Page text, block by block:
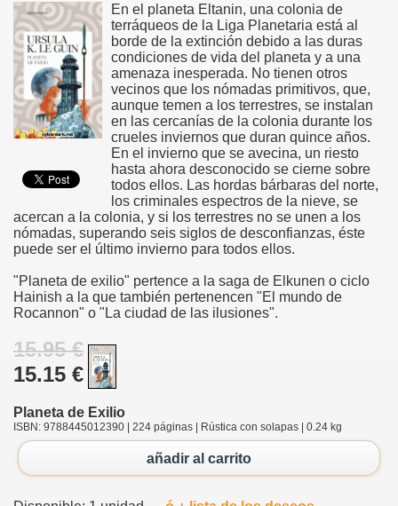
En el planeta Eltanin, una colonia de
terráqueos de la Liga Planetaria está al
borde de la extinción debido a las duras
condiciones de vida del planeta y a una
amenaza inesperada. No tienen otros
vecinos que los nómadas primitivos, que,
aunque temen a los terrestres, se instalan
en las cercanías de la colonia durante los
crueles inviernos que duran quince años.
En el invierno que se avecina, un riesto
hasta ahora desconocido se cierne sobre
todos ellos. Las hordas bárbaras del norte,
los criminales espectros de la nieve, se
acercan a la colonia, y si los terrestres no se unen a los
nómadas, superando seis siglos de desconfianzas, éste
puede ser el último invierno para todos ellos.
"Planeta de exilio" pertence a la saga de Elkunen o ciclo
Hainish a la que también pertenencen "El mundo de
Rocannon" o "La ciudad de las ilusiones".
15.95 €
15.15 €
Planeta de Exilio
ISBN: 9788445012390 | 224 páginas | Rústica con solapas | 0.24 kg
añadir al carrito